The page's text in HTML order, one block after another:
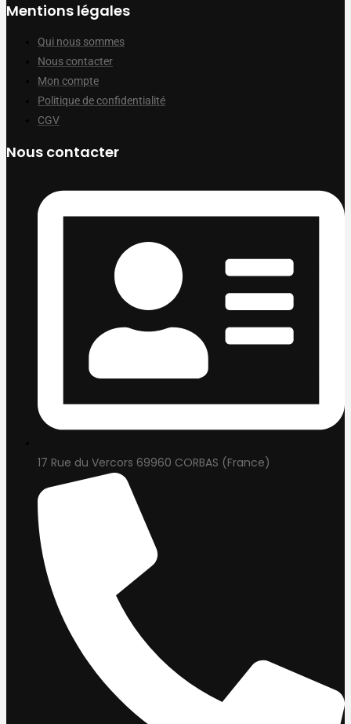
Mentions légales
Qui nous sommes
Nous contacter
Mon compte
Politique de confidentialité
CGV
Nous contacter
17 Rue du Vercors 69960 CORBAS (France)